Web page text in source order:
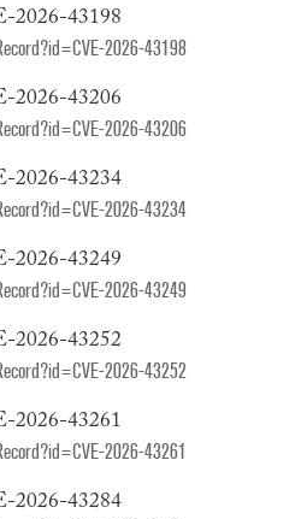
2026-43198
2026-43198
2026-43206
2026-43206
2026-43234
2026-43234
2026-43249
2026-43249
2026-43252
2026-43252
2026-43261
2026-43261
2026-43284